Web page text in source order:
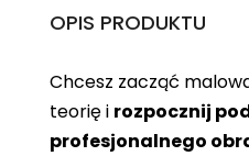
OPIS PRODUKTU
Chcesz zacząć
teorię i rozpocznij
profesjonalnego